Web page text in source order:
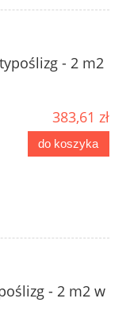
- 2 m2
383,61 zł
do koszyka
- 2 m2 w